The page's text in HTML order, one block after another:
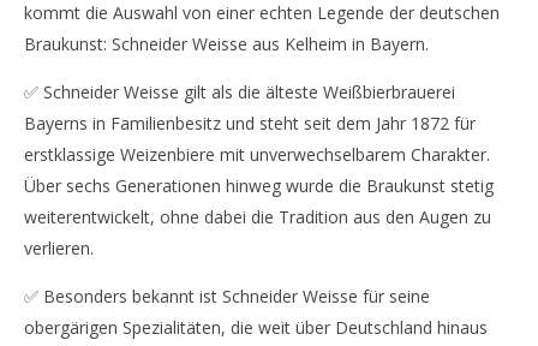
kommt die Auswahl von einer echten Legende der deutschen
Braukunst: Schneider Weisse aus Kelheim in Bayern.
✅ Schneider Weisse gilt als die älteste Weißbierbrauerei
Bayerns in Familienbesitz und steht seit dem Jahr 1872 für
erstklassige Weizenbiere mit unverwechselbarem Charakter.
Über sechs Generationen hinweg wurde die Braukunst stetig
weiterentwickelt, ohne dabei die Tradition aus den Augen zu
verlieren.
✅ Besonders bekannt ist Schneider Weisse für seine
obergärigen Spezialitäten, die weit über Deutschland hinaus